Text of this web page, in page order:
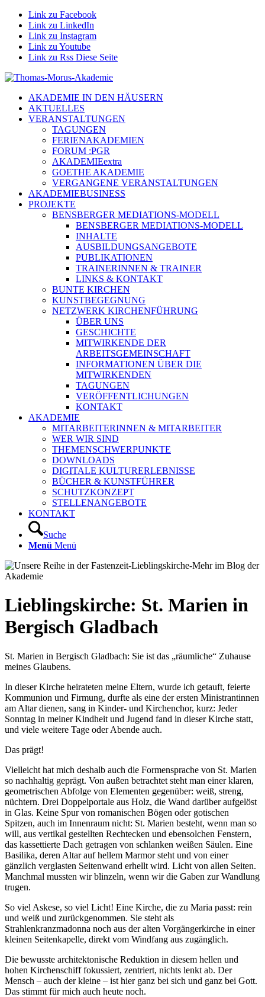
Link zu Facebook
Link zu LinkedIn
Link zu Instagram
Link zu Youtube
Link zu Rss Diese Seite
AKADEMIE IN DEN HÄUSERN
AKTUELLES
VERANSTALTUNGEN
TAGUNGEN
FERIENAKADEMIEN
FORUM :PGR
AKADEMIEextra
GOETHE AKADEMIE
VERGANGENE VERANSTALTUNGEN
AKADEMIEBUSINESS
PROJEKTE
BENSBERGER MEDIATIONS-MODELL
BENSBERGER MEDIATIONS-MODELL
INHALTE
AUSBILDUNGSANGEBOTE
PUBLIKATIONEN
TRAINERINNEN & TRAINER
LINKS & KONTAKT
BUNTE KIRCHEN
KUNSTBEGEGNUNG
NETZWERK KIRCHENFÜHRUNG
ÜBER UNS
GESCHICHTE
MITWIRKENDE DER
ARBEITSGEMEINSCHAFT
INFORMATIONEN ÜBER DIE
MITWIRKENDEN
TAGUNGEN
VERÖFFENTLICHUNGEN
KONTAKT
AKADEMIE
MITARBEITERINNEN & MITARBEITER
WER WIR SIND
THEMENSCHWERPUNKTE
DOWNLOADS
DIGITALE KULTURERLEBNISSE
BÜCHER & KUNSTFÜHRER
SCHUTZKONZEPT
STELLENANGEBOTE
KONTAKT
Suche
Menü Menü
Lieblingskirche: St. Marien in
Bergisch Gladbach
St. Marien in Bergisch Gladbach: Sie ist das „räumliche“ Zuhause
meines Glaubens.
In dieser Kirche heirateten meine Eltern, wurde ich getauft, feierte
Kommunion und Firmung, durfte als eine der ersten Ministrantinnen
am Altar dienen, sang in Kinder- und Kirchenchor, kurz: Jeder
Sonntag in meiner Kindheit und Jugend fand in dieser Kirche statt,
und viele weitere Tage oder Abende auch.
Das prägt!
Vielleicht hat mich deshalb auch die Formensprache von St. Marien
so nachhaltig geprägt. Von außen betrachtet steht man einer klaren,
geometrischen Abfolge von Elementen gegenüber: weiß, streng,
nüchtern. Drei Doppelportale aus Holz, die Wand darüber aufgelöst
in Glas. Keine Spur von romanischen Bögen oder gotischen
Spitzen, auch im Innenraum nicht: St. Marien besteht, wenn man so
will, aus vertikal gestellten Rechtecken und ebensolchen Fenstern,
das kassettierte Dach getragen von schlanken weißen Säulen. Eine
Basilika, deren Altar auf hellem Marmor steht und von einer
gänzlich verglasten Seitenwand erhellt wird. Licht von allen Seiten.
Manchmal mussten wir blinzeln, wenn wir die Gaben zur Wandlung
trugen.
So viel Askese, so viel Licht! Eine Kirche, die zu Maria passt: rein
und weiß und zurückgenommen. Sie steht als
Strahlenkranzmadonna noch aus der alten Vorgängerkirche in einer
kleinen Seitenkapelle, direkt vom Windfang aus zugänglich.
Die bewusste architektonische Reduktion in diesem hellen und
hohen Kirchenschiff fokussiert, zentriert, nichts lenkt ab. Der
Mensch – auch der kleine – ist hier ganz bei sich und ganz bei Gott.
Das stimmt für mich auch heute noch.